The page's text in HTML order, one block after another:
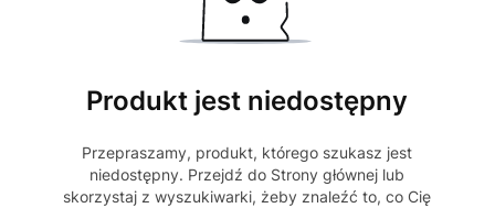
Produkt jest niedostępny
Przepraszamy, produkt, którego szukasz jest
niedostępny. Przejdź do Strony głównej lub
skorzystaj z wyszukiwarki, żeby znaleźć to, co Cię